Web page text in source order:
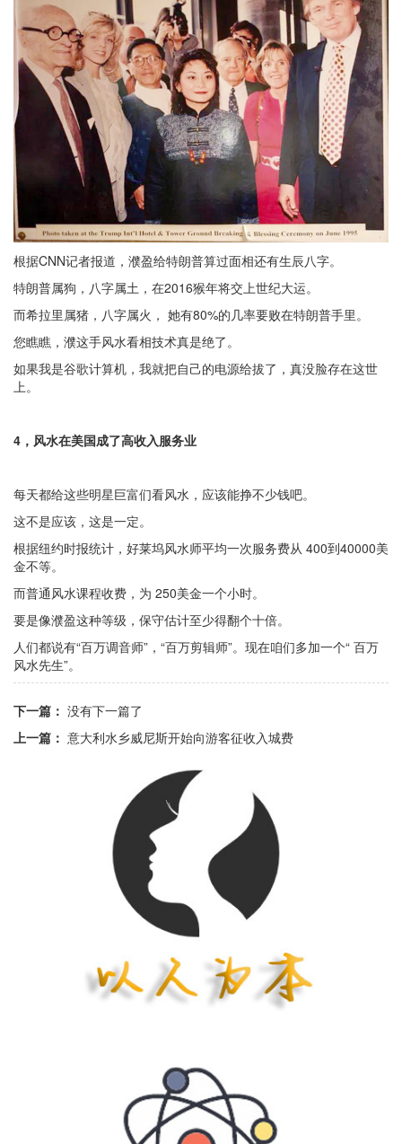
根据CNN记者报道，濮盈给特朗普算过面相还有生辰八字。
特朗普属狗，八字属土，在2016猴年将交上世纪大运。
而希拉里属猪，八字属火， 她有80%的几率要败在特朗普手里。
您瞧瞧，濮这手风水看相技术真是绝了。
如果我是谷歌计算机，我就把自己的电源给拔了，真没脸存在这世
上。
4，风水在美国成了高收入服务业
每天都给这些明星巨富们看风水，应该能挣不少钱吧。
这不是应该，这是一定。
根据纽约时报统计，好莱坞风水师平均一次服务费从 400到40000美
金不等。
而普通风水课程收费，为 250美金一个小时。
要是像濮盈这种等级，保守估计至少得翻个十倍。
人们都说有“百万调音师”，“百万剪辑师”。现在咱们多加一个“ 百万
风水先生”。
下一篇： 没有下一篇了
上一篇： 意大利水乡威尼斯开始向游客征收入城费